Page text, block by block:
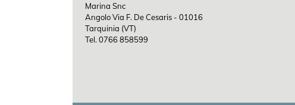
Marina Snc
Angolo Via F. De Cesaris - 01016
Tarquinia (VT)
Tel. 0766 858599